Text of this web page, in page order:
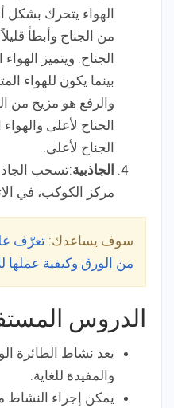
الهواء يتحرك بشكل
من الجناح وأبطأ
الجناح. ويتميز
بينما يكون للهواء
والرفع هو مزيج من
الجناح لأعلى
الجناح لأعلى.
الجاذبية:تسحب
مركز الكوكب، في
سوف يساعدك: تعرّف
من الورق وكيفية عملها
الدروس
يعد نشاط الطائرة
والمفيدة للغاية.
يمكن إجراء